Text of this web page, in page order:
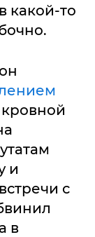
какой-то
и
с
в